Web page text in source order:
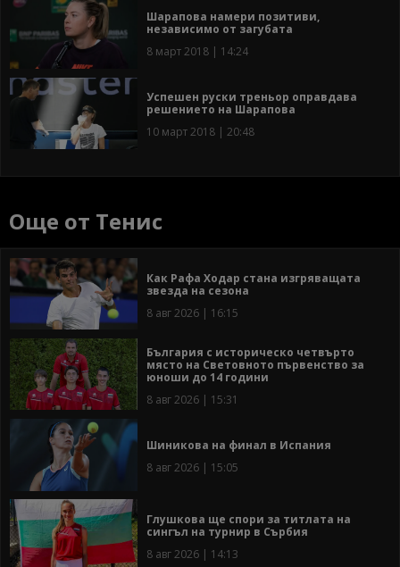
Шарапова намери позитиви,
независимо от загубата
8 март 2018 | 14:24
Успешен руски треньор оправдава
решението на Шарапова
10 март 2018 | 20:48
Още от Тенис
Как Рафа Ходар стана изгряващата
звезда на сезона
8 авг 2026 | 16:15
България с историческо четвърто
място на Световното първенство за
юноши до 14 години
8 авг 2026 | 15:31
Шиникова на финал в Испания
8 авг 2026 | 15:05
Глушкова ще спори за титлата на
сингъл на турнир в Сърбия
8 авг 2026 | 14:13